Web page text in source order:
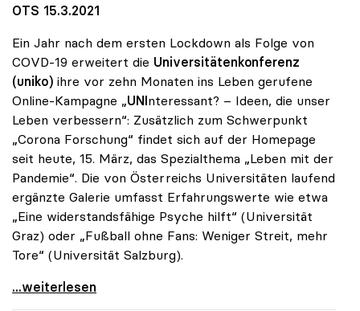
OTS 15.3.2021
Ein Jahr nach dem ersten Lockdown als Folge von
COVD-19 erweitert die Universitätenkonferenz
(uniko) ihre vor zehn Monaten ins Leben gerufene
Online-Kampagne „UNInteressant? – Ideen, die unser
Leben verbessern“: Zusätzlich zum Schwerpunkt
„Corona Forschung“ findet sich auf der Homepage
seit heute, 15. März, das Spezialthema „Leben mit der
Pandemie“. Die von Österreichs Universitäten laufend
ergänzte Galerie umfasst Erfahrungswerte wie etwa
„Eine widerstandsfähige Psyche hilft“ (Universität
Graz) oder „Fußball ohne Fans: Weniger Streit, mehr
Tore“ (Universität Salzburg).
Ein Jahr Corona: Neuer Fokus auf „Leben mit der
...weiterlesen